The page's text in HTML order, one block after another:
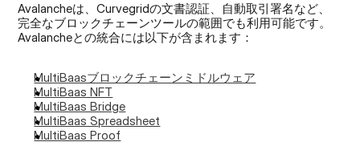
Avalancheは、Curvegridの文書認証、自動取引署名など、
完全なブロックチェーンツールの範囲でも利用可能です。
Avalancheとの統合には以下が含まれます：
MultiBaasブロックチェーンミドルウェア
MultiBaas NFT
MultiBaas Bridge
MultiBaas Spreadsheet
MultiBaas Proof